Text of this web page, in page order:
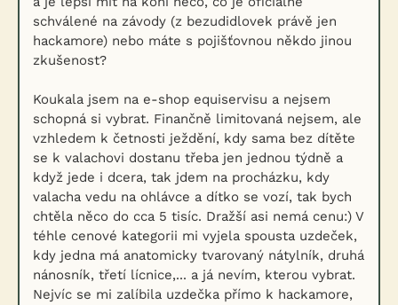
schválené na závody (z bezudidlovek právě jen
hackamore) nebo máte s pojišťovnou někdo jinou
zkušenost?
Koukala jsem na e-shop equiservisu a nejsem
schopná si vybrat. Finančně limitovaná nejsem, ale
vzhledem k četnosti ježdění, kdy sama bez dítěte
se k valachovi dostanu třeba jen jednou týdně a
když jede i dcera, tak jdem na procházku, kdy
valacha vedu na ohlávce a dítko se vozí, tak bych
chtěla něco do cca 5 tisíc. Dražší asi nemá cenu:) V
téhle cenové kategorii mi vyjela spousta uzdeček,
kdy jedna má anatomicky tvarovaný nátylník, druhá
nánosník, třetí lícnice,... a já nevím, kterou vybrat.
Nejvíc se mi zalíbila uzdečka přímo k hackamore,